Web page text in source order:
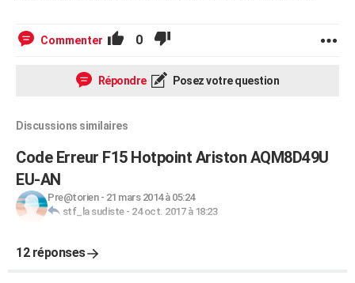
Commenter 0
Répondre Posez votre question
Discussions similaires
Code Erreur F15 Hotpoint Ariston AQM8D49U
EU-AN
Pre@torien- 21 mars 2014 à 05:24
stf_la sudiste- 24 oct. 2017 à 18:23
12 réponses